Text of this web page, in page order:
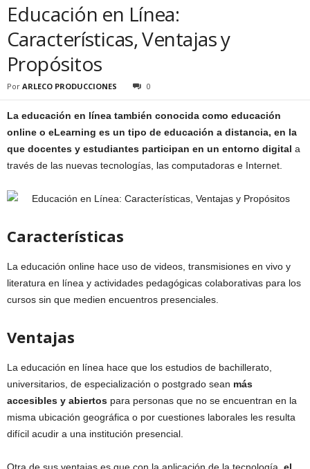
Educación en Línea:
Características, Ventajas y
Propósitos
Por ARLECO PRODUCCIONES 0
La educación en línea también conocida como educación
online o eLearning es un tipo de educación a distancia, en la
que docentes y estudiantes participan en un entorno digital a
través de las nuevas tecnologías, las computadoras e Internet.
Características
La educación online hace uso de videos, transmisiones en vivo y
literatura en línea y actividades pedagógicas colaborativas para los
cursos sin que medien encuentros presenciales.
Ventajas
La educación en línea hace que los estudios de bachillerato,
universitarios, de especialización o postgrado sean más
accesibles y abiertos para personas que no se encuentran en la
misma ubicación geográfica o por cuestiones laborales les resulta
difícil acudir a una institución presencial.